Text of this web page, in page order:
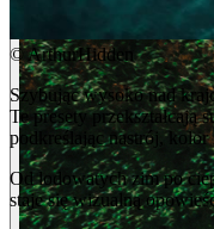
©ArthurHidden
Szybując wysoko nad
Te presety przekształcają
podkreślając nastrój, kolor
Od lodowatych zim po
staje się wizualną